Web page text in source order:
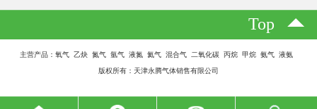
Top
主营产品：氧气 乙炔 氮气 氩气 液氮 氦气 混合气 二氧化碳 丙烷 甲烷 氨气 液氨
版权所有：天津永腾气体销售有限公司